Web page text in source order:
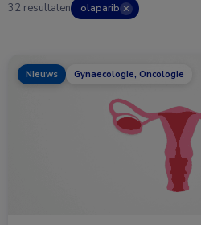
32 resultaten olaparib ✕
Nieuws Gynaecologie, Oncologie